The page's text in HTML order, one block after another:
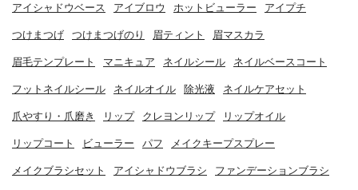
アイシャドウベース アイブロウ ホットビューラー アイプチ
つけまつげ つけまつげのり 眉ティント 眉マスカラ
眉毛テンプレート マニキュア ネイルシール ネイルベースコート
フットネイルシール ネイルオイル 除光液 ネイルケアセット
爪やすり・爪磨き リップ クレヨンリップ リップオイル
リップコート ビューラー パフ メイクキープスプレー
メイクブラシセット アイシャドウブラシ ファンデーションブラシ